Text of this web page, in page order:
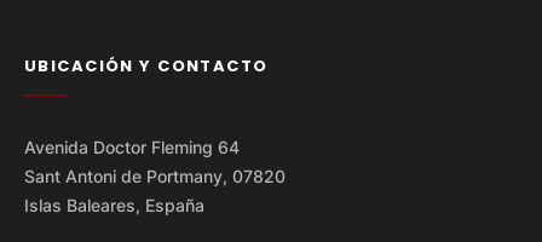
UBICACIÓN Y CONTACTO
Avenida Doctor Fleming 64
Sant Antoni de Portmany, 07820
Islas Baleares, España